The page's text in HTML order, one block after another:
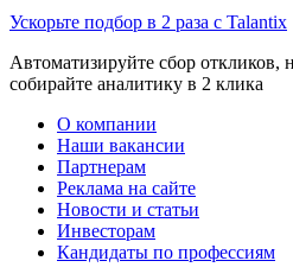
Ускорьте подбор в 2 раза с Talantix
Автоматизируйте сбор откликов,
собирайте аналитику в 2 клика
О компании
Наши вакансии
Партнерам
Реклама на сайте
Новости и статьи
Инвесторам
Кандидаты по профессиям